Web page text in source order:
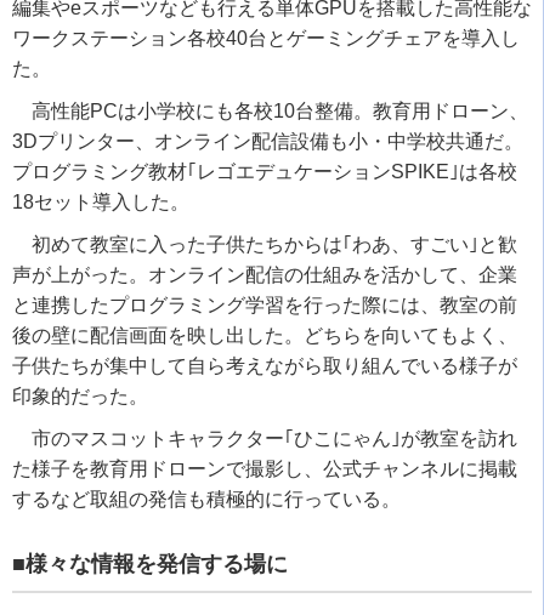
編集やeスポーツなども行える単体GPUを搭載した高性能な
ワークステーション各校40台とゲーミングチェアを導入し
た。
高性能PCは小学校にも各校10台整備。教育用ドローン、
3Dプリンター、オンライン配信設備も小・中学校共通だ。
プログラミング教材｢レゴエデュケーションSPIKE ｣は各校
18セット導入した。
初めて教室に入った子供たちからは｢わあ、すごい｣と歓
声が上がった。オンライン配信の仕組みを活かして、企業
と連携したプログラミング学習を行った際には、教室の前
後の壁に配信画面を映し出した。どちらを向いてもよく、
子供たちが集中して自ら考えながら取り組んでいる様子が
印象的だった。
市のマスコットキャラクター｢ひこにゃん｣が教室を訪れ
た様子を教育用ドローンで撮影し、公式チャンネルに掲載
するなど取組の発信も積極的に行っている。
■様々な情報を発信する場に